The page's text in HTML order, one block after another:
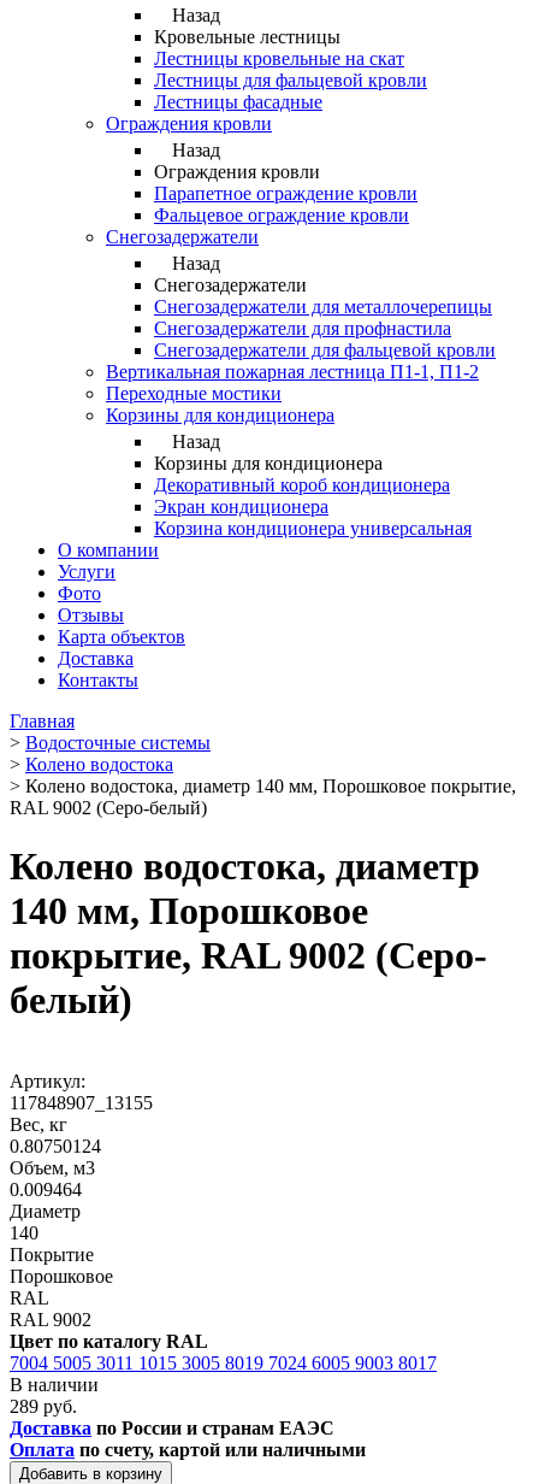
Назад
Кровельные лестницы
Лестницы кровельные на скат
Лестницы для фальцевой кровли
Лестницы фасадные
Ограждения кровли
Назад
Ограждения кровли
Парапетное ограждение кровли
Фальцевое ограждение кровли
Снегозадержатели
Назад
Снегозадержатели
Снегозадержатели для металлочерепицы
Снегозадержатели для профнастила
Снегозадержатели для фальцевой кровли
Вертикальная пожарная лестница П1-1, П1-2
Переходные мостики
Корзины для кондиционера
Назад
Корзины для кондиционера
Декоративный короб кондиционера
Экран кондиционера
Корзина кондиционера универсальная
О компании
Услуги
Фото
Отзывы
Карта объектов
Доставка
Контакты
Главная
> Водосточные системы
> Колено водостока
> Колено водостока, диаметр 140 мм, Порошковое покрытие,
RAL 9002 (Серо-белый)
Колено водостока, диаметр
140 мм, Порошковое
покрытие, RAL 9002 (Серо-
белый)
Артикул:
117848907_13155
Вес, кг
0.80750124
Объем, м3
0.009464
Диаметр
140
Покрытие
Порошковое
RAL
RAL 9002
Цвет по каталогу RAL
7004 5005 3011 1015 3005 8019 7024 6005 9003 8017
В наличии
289 руб.
Доставка по России и странам ЕАЭС
Оплата по счету, картой или наличными
Добавить в корзину